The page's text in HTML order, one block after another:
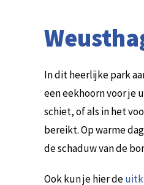
In dit heerlijke park
een eekhoorn voor je
schiet, of als in het
bereikt. Op warme
de schaduw van de
Ook kun je hier de